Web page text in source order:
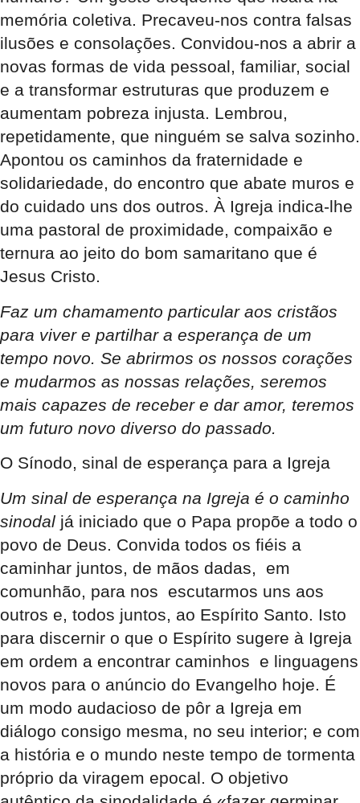
memória coletiva. Precaveu-nos contra falsas
ilusões e consolações. Convidou-nos a abrir a
novas formas de vida pessoal, familiar, social
e a transformar estruturas que produzem e
aumentam pobreza injusta. Lembrou,
repetidamente, que ninguém se salva sozinho.
Apontou os caminhos da fraternidade e
solidariedade, do encontro que abate muros e
do cuidado uns dos outros. À Igreja indica-lhe
uma pastoral de proximidade, compaixão e
ternura ao jeito do bom samaritano que é
Jesus Cristo.
Faz um chamamento particular aos cristãos
para viver e partilhar a esperança de um
tempo novo. Se abrirmos os nossos corações
e mudarmos as nossas relações, seremos
mais capazes de receber e dar amor, teremos
um futuro novo diverso do passado.
O Sínodo, sinal de esperança para a Igreja
Um sinal de esperança na Igreja é o caminho
sinodal já iniciado que o Papa propõe a todo o
povo de Deus. Convida todos os fiéis a
caminhar juntos, de mãos dadas, em
comunhão, para nos escutarmos uns aos
outros e, todos juntos, ao Espírito Santo. Isto
para discernir o que o Espírito sugere à Igreja
em ordem a encontrar caminhos e linguagens
novos para o anúncio do Evangelho hoje. É
um modo audacioso de pôr a Igreja em
diálogo consigo mesma, no seu interior; e com
a história e o mundo neste tempo de tormenta
próprio da viragem epocal. O objetivo